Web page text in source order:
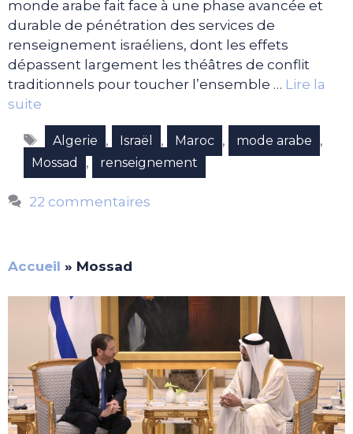
monde arabe fait face à une phase avancée et
durable de pénétration des services de
renseignement israéliens, dont les effets
dépassent largement les théâtres de conflit
traditionnels pour toucher l’ensemble … Lire la
suite
Étiquettes
Algerie , Israël , Maroc , mode arabe ,
Mossad , renseignement
22 commentaires
Accueil » Mossad